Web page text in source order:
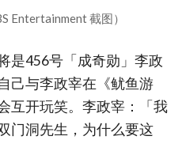
Entertainment 截图）
是456号「成奇勋」李政
己与李政宰在《鱿鱼游
互开玩笑。李政宰：「我
门洞先生，为什么要这